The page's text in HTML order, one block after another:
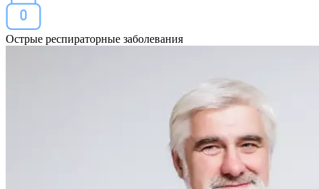
Острые респираторные заболевания